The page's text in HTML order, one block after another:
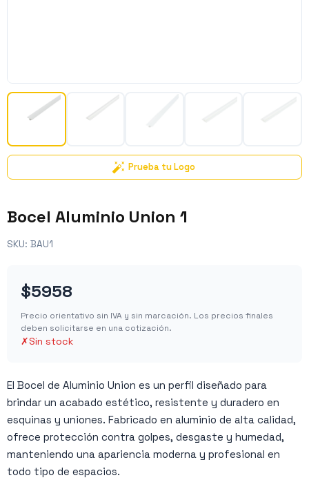
Prueba tu Logo
Bocel Aluminio Union 1
SKU: BAU1
$5958
Precio orientativo sin IVA y sin marcación. Los precios finales
deben solicitarse en una cotización.
✗Sin stock
El Bocel de Aluminio Union es un perfil diseñado para
brindar un acabado estético, resistente y duradero en
esquinas y uniones. Fabricado en aluminio de alta calidad,
ofrece protección contra golpes, desgaste y humedad,
manteniendo una apariencia moderna y profesional en
todo tipo de espacios.